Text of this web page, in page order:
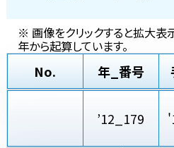
※ 画像をクリックすると拡大表
年から起算しています。
No. 年_番号
’12_179